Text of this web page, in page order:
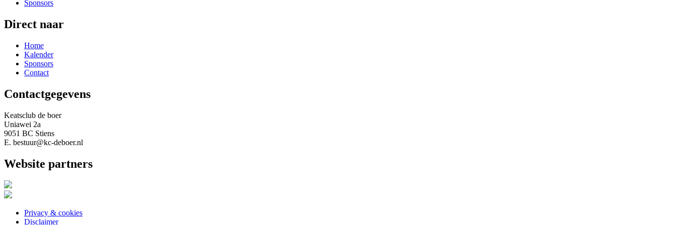
Sponsors
Direct naar
Home
Kalender
Sponsors
Contact
Contactgegevens
Keatsclub de boer
Uniawei 2a
9051 BC Stiens
E. bestuur@kc-deboer.nl
Website partners
Privacy & cookies
Disclaimer